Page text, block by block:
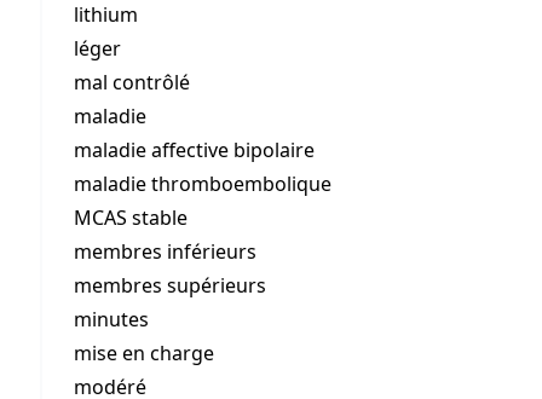
lithium
léger
mal contrôlé
maladie
maladie affective bipolaire
maladie thromboembolique
MCAS stable
membres inférieurs
membres supérieurs
minutes
mise en charge
modéré